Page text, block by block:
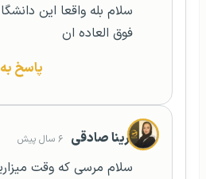
سلام بله واقعا این
فوق العاده ان
پاسخ
آرینا صادقی ۶ سال پیش
سلام مرسی که وقت